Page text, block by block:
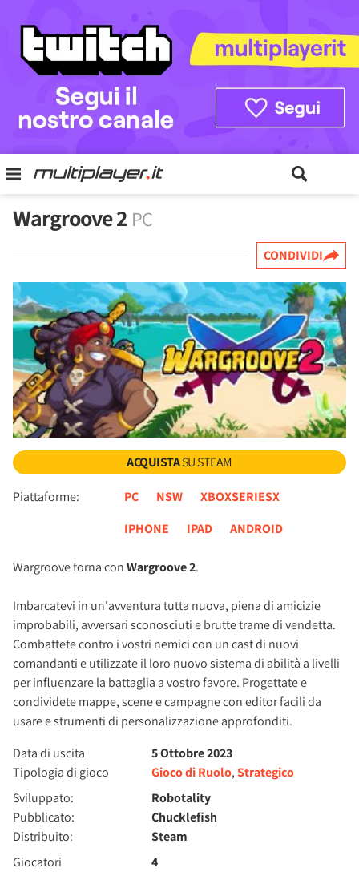
Wargroove 2 PC
CONDIVIDI
ACQUISTASU STEAM
Piattaforme: PC NSW
XBOXSERIESX
IPHONE
IPAD ANDROID
Wargroove torna conWargroove 2.
Imbarcatevi in un'avventura tutta nuova, piena di amicizie
improbabili, avversari sconosciuti e brutte trame di vendetta.
Combattete contro i vostri nemici con un cast di nuovi
comandanti e utilizzate il loro nuovo sistema di abilità a livelli
per influenzare la battaglia a vostro favore. Progettate e
condividete mappe, scene e campagne con editor facili da
usare e strumenti di personalizzazione approfonditi.
Data di uscita
5 Ottobre 2023
Tipologia di gioco
Gioco di Ruolo,Strategico
Sviluppato:
Robotality
Pubblicato:
Chucklefish
Distribuito:
Steam
Giocatori
4